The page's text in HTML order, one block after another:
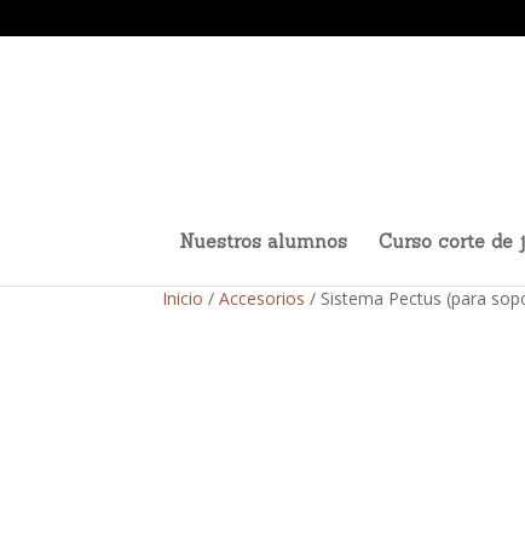
Nuestros alumnos Curso corte de
Inicio /Accesorios / Sistema Pectus (para